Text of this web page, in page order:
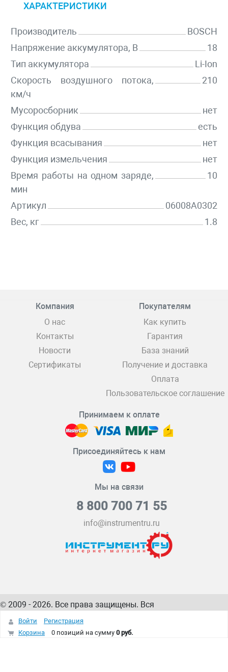
ХАРАКТЕРИСТИКИ
Производитель
BOSCH
Напряжение аккумулятора, В
18
Тип аккумулятора
Li-Ion
Скорость воздушного потока,
км/ч
210
Мусоросборник
нет
Функция обдува
есть
Функция всасывания
нет
Функция измельчения
нет
Время работы на одном заряде,
мин
10
Артикул
06008A0302
Вес, кг
1.8
Компания
О нас
Контакты
Новости
Сертификаты
Покупателям
Как купить
Гарантия
База знаний
Получение и доставка
Оплата
Пользовательское соглашение
Принимаем к оплате
Присоединяйтесь к нам
Мы на связи
8 800 700 71 55
info@instrumentru.ru
© 2009 - 2026. Все права защищены. Вся
информация на сайте – собственность
интернет-магазина
Войти
Регистрация
Корзина
0 позиций на сумму 0 руб.